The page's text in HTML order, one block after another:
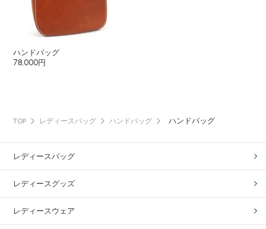
ハンドバッグ
78,000円
TOP レディースバッグ ハンドバッグ ハンドバッグ
レディースバッグ
レディースグッズ
レディースウェア